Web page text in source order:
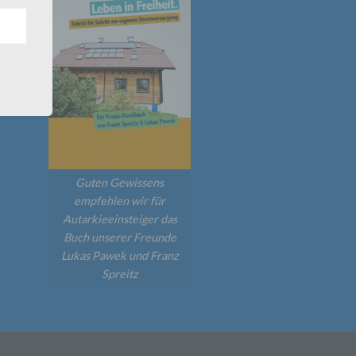
Guten Gewissens
empfehlen wir für
Autarkieeinsteiger das
Buch unserer Freunde
Lukas Pawek und Franz
Spreitz